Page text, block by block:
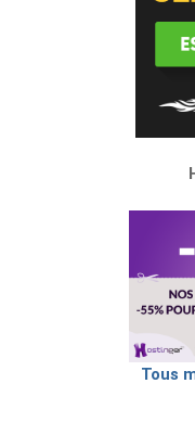
Tous